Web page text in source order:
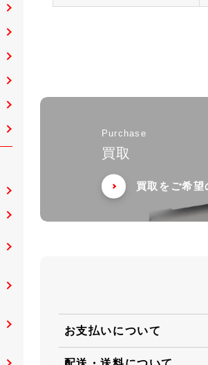
Purchase
買取
買取をご希
お支払いについて